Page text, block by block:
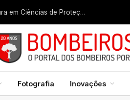
Liga dos Bombeiros quer fazer nascer licenciatura em Ciências de Proteção Civil e Bombeiros
Fotografia Inovações